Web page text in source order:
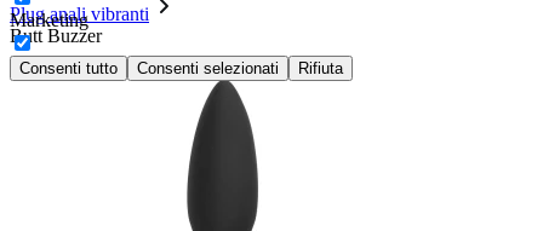
Marketing
Consenti tutto Consenti selezionati Rifiuta
Plug anali vibranti
Butt Buzzer